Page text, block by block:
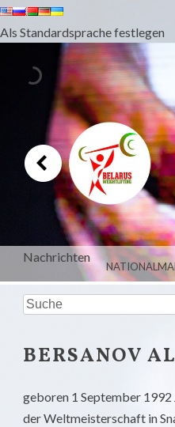
Als Standardsprache festlegen
ZUM INHALT SPRINGEN
Nachrichten
Suche
BERSANOV
geboren 1 September
der Weltmeisterschaft in